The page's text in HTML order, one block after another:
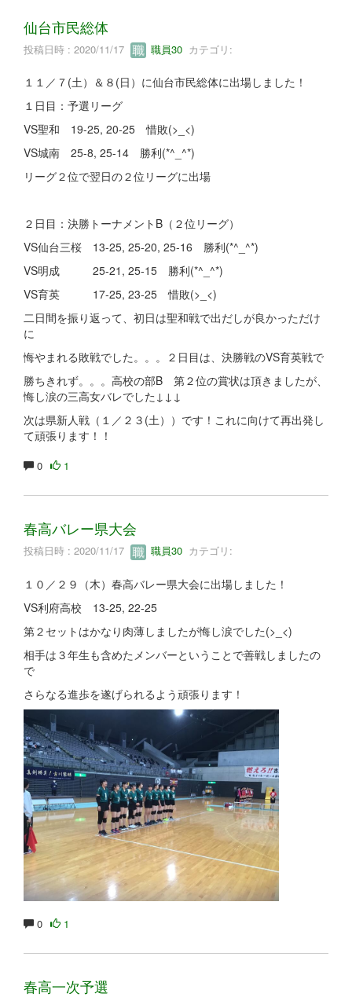
仙台市民総体
投稿日時 : 2020/11/17 職員30 カテゴリ:
１１／７(土）＆８(日）に仙台市民総体に出場しました！
１日目：予選リーグ
VS聖和 19-25, 20-25 惜敗(>_<)
VS城南 25-8, 25-14 勝利(*^_^*)
リーグ２位で翌日の２位リーグに出場
２日目：決勝トーナメントB（２位リーグ）
VS仙台三桜 13-25, 25-20, 25-16 勝利(*^_^*)
VS明成 25-21, 25-15 勝利(*^_^*)
VS育英 17-25, 23-25 惜敗(>_<)
二日間を振り返って、初日は聖和戦で出だしが良かっただけ
に
悔やまれる敗戦でした。。。２日目は、決勝戦のVS育英戦で
勝ちきれず。。。高校の部B 第２位の賞状は頂きましたが、
悔し涙の三高女バレでした↓↓↓
次は県新人戦（１／２３(土））です！これに向けて再出発し
て頑張ります！！
0 1
春高バレー県大会
投稿日時 : 2020/11/17 職員30 カテゴリ:
１０／２９（木）春高バレー県大会に出場しました！
VS利府高校 13-25, 22-25
第２セットはかなり肉薄しましたが悔し涙でした(>_<)
相手は３年生も含めたメンバーということで善戦しましたの
で
さらなる進歩を遂げられるよう頑張ります！
0 1
春高一次予選